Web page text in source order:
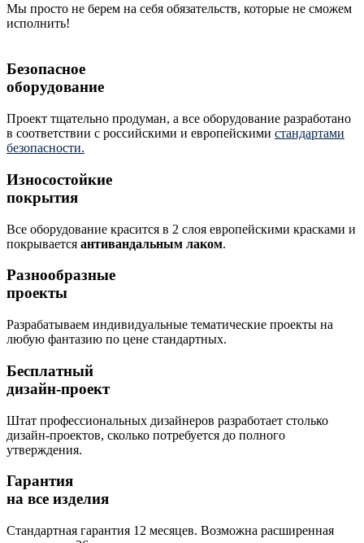
Мы просто не берем на себя обязательств, которые не сможем
исполнить!
Безопасное
оборудование
Проект тщательно продуман, а все оборудование разработано
в соответствии с российскими и европейскими стандартами
безопасности.
Износостойкие
покрытия
Все оборудование красится в 2 слоя европейскими красками и
покрывается антивандальным лаком.
Разнообразные
проекты
Разрабатываем индивидуальные тематические проекты на
любую фантазию по цене стандартных.
Бесплатный
дизайн-проект
Штат профессиональных дизайнеров разработает столько
дизайн-проектов, сколько потребуется до полного
утверждения.
Гарантия
на все изделия
Стандартная гарантия 12 месяцев. Возможна расширенная